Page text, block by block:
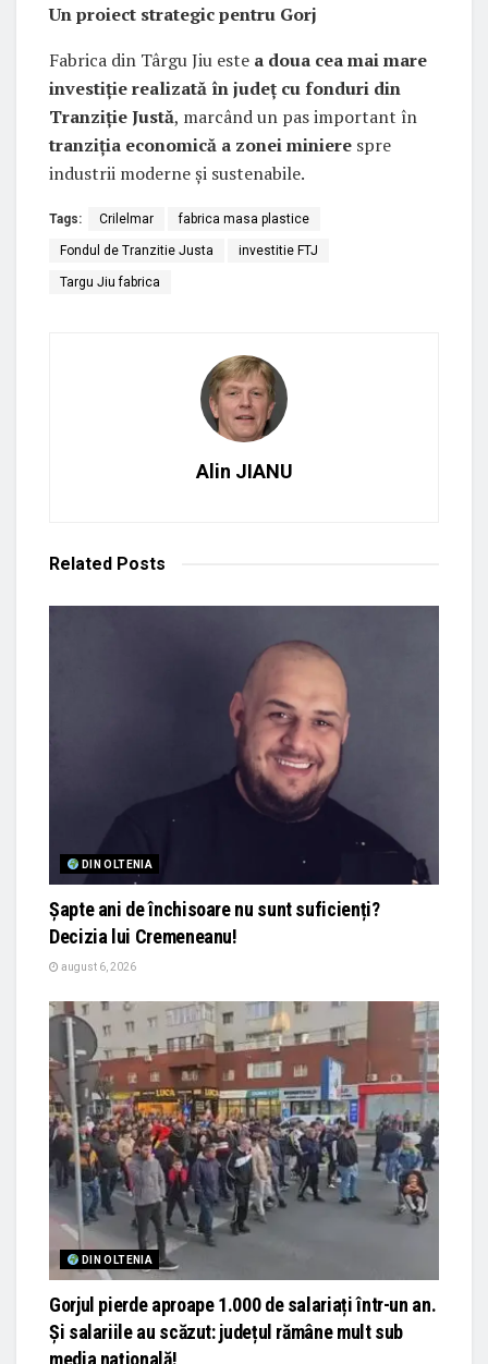
Un proiect strategic pentru Gorj
Fabrica din Târgu Jiu este a doua cea mai mare
investiție realizată în județ cu fonduri din
Tranziție Justă, marcând un pas important în
tranziția economică a zonei miniere spre
industrii moderne și sustenabile.
Tags: Crilelmar fabrica masa plastice
Fondul de Tranzitie Justa investitie FTJ
Targu Jiu fabrica
Alin JIANU
Related Posts
DIN OLTENIA
Șapte ani de închisoare nu sunt suficienți?
Decizia lui Cremeneanu!
august 6, 2026
DIN OLTENIA
Gorjul pierde aproape 1.000 de salariați într-un an.
Și salariile au scăzut: județul rămâne mult sub
media națională!